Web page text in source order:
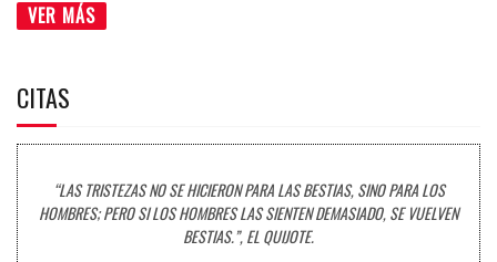
VER MÁS
CITAS
“LAS TRISTEZAS NO SE HICIERON PARA LAS BESTIAS, SINO PARA LOS
HOMBRES; PERO SI LOS HOMBRES LAS SIENTEN DEMASIADO, SE VUELVEN
BESTIAS.”, EL QUIJOTE.